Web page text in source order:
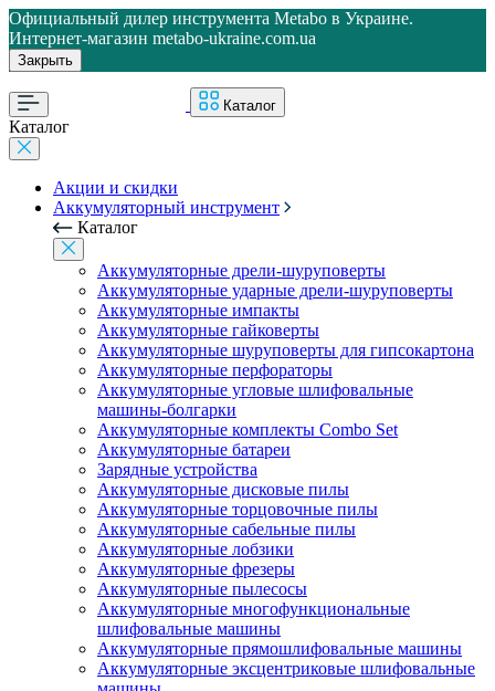
Официальный дилер инструмента Metabo в Украине.
Интернет-магазин metabo-ukraine.com.ua
Закрыть
Каталог
Каталог
Акции и скидки
Аккумуляторный инструмент
Каталог
Аккумуляторные дрели-шуруповерты
Аккумуляторные ударные дрели-шуруповерты
Аккумуляторные импакты
Аккумуляторные гайковерты
Аккумуляторные шуруповерты для гипсокартона
Аккумуляторные перфораторы
Аккумуляторные угловые шлифовальные
машины-болгарки
Аккумуляторные комплекты Combo Set
Аккумуляторные батареи
Зарядные устройства
Аккумуляторные дисковые пилы
Аккумуляторные торцовочные пилы
Аккумуляторные сабельные пилы
Аккумуляторные лобзики
Аккумуляторные фрезеры
Аккумуляторные пылесосы
Аккумуляторные многофункциональные
шлифовальные машины
Аккумуляторные прямошлифовальные машины
Аккумуляторные эксцентриковые шлифовальные